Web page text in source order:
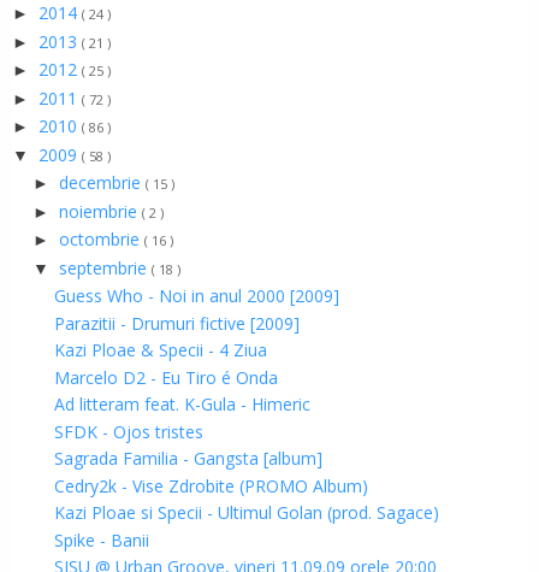
► 2014 ( 24 )
► 2013 ( 21 )
► 2012 ( 25 )
► 2011 ( 72 )
► 2010 ( 86 )
▼ 2009 ( 58 )
► decembrie ( 15 )
► noiembrie ( 2 )
► octombrie ( 16 )
▼ septembrie ( 18 )
Guess Who - Noi in anul 2000 [2009]
Parazitii - Drumuri fictive [2009]
Kazi Ploae & Specii - 4 Ziua
Marcelo D2 - Eu Tiro é Onda
Ad litteram feat. K-Gula - Himeric
SFDK - Ojos tristes
Sagrada Familia - Gangsta [album]
Cedry2k - Vise Zdrobite (PROMO Album)
Kazi Ploae si Specii - Ultimul Golan (prod. Sagace)
Spike - Banii
SISU @ Urban Groove, vineri 11.09.09 orele 20:00